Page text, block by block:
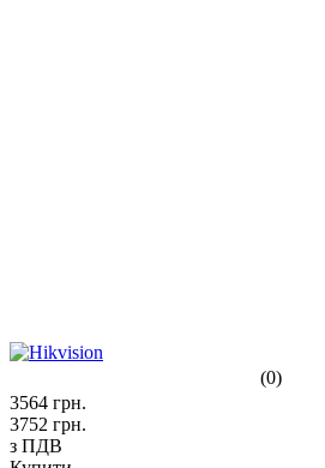
(0)
3564 грн.
3752 грн.
з ПДВ